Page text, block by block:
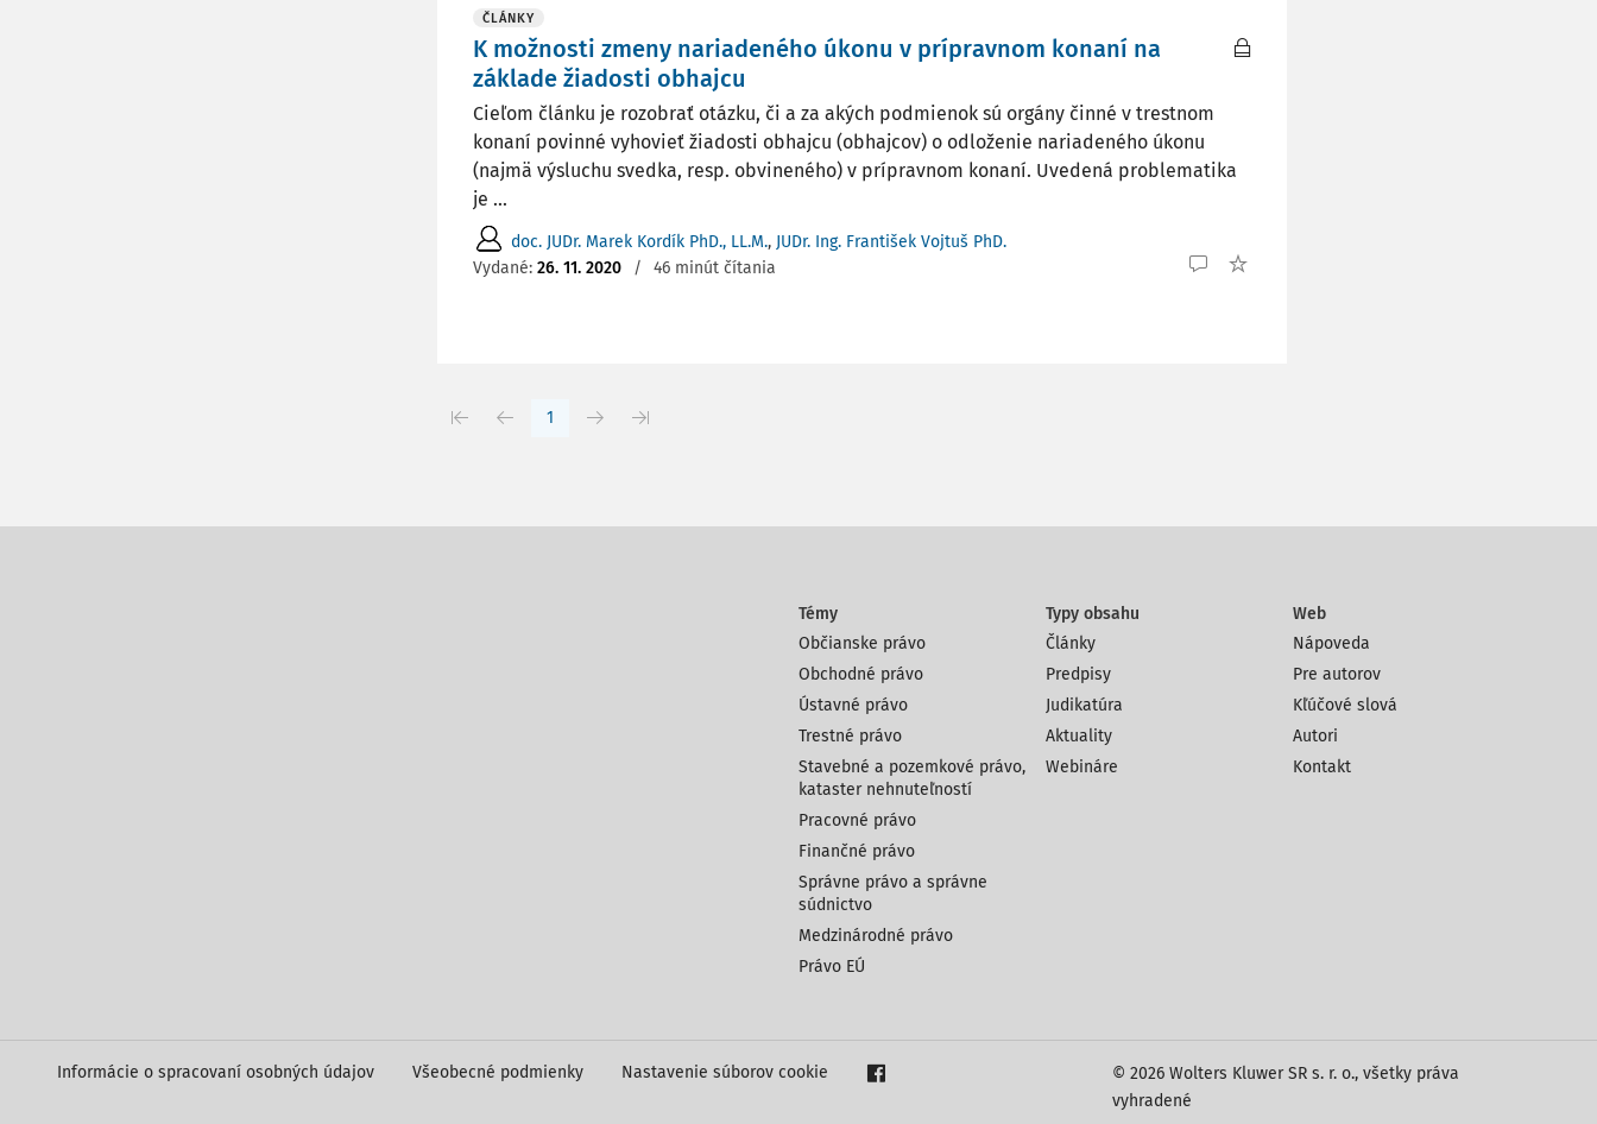
ČLÁNKY
K možnosti zmeny nariadeného úkonu v prípravnom konaní na
základe žiadosti obhajcu
Cieľom článku je rozobrať otázku, či a za akých podmienok sú orgány činné v trestnom
konaní povinné vyhovieť žiadosti obhajcu (obhajcov) o odloženie nariadeného úkonu
(najmä výsluchu svedka, resp. obvineného) v prípravnom konaní. Uvedená problematika
je ...
doc. JUDr. Marek Kordík PhD., LL.M., JUDr. Ing. František Vojtuš PhD.
Vydané: 26. 11. 2020 / 46 minút čítania
1
Témy
Občianske právo
Obchodné právo
Ústavné právo
Trestné právo
Stavebné a pozemkové právo,
kataster nehnuteľností
Pracovné právo
Finančné právo
Správne právo a správne
súdnictvo
Medzinárodné právo
Právo EÚ
Typy obsahu
Články
Predpisy
Judikatúra
Aktuality
Webináre
Web
Nápoveda
Pre autorov
Kľúčové slová
Autori
Kontakt
© 2026 Wolters Kluwer SR s. r. o., všetky práva
vyhradené
Informácie o spracovaní osobných údajov Všeobecné podmienky Nastavenie súborov cookie